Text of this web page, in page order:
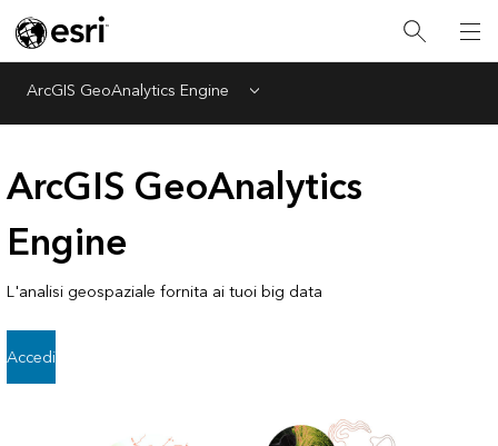
ArcGIS GeoAnalytics Engine Menu
ArcGIS GeoAnalytics
Engine
L'analisi geospaziale fornita ai tuoi big data
Accedi